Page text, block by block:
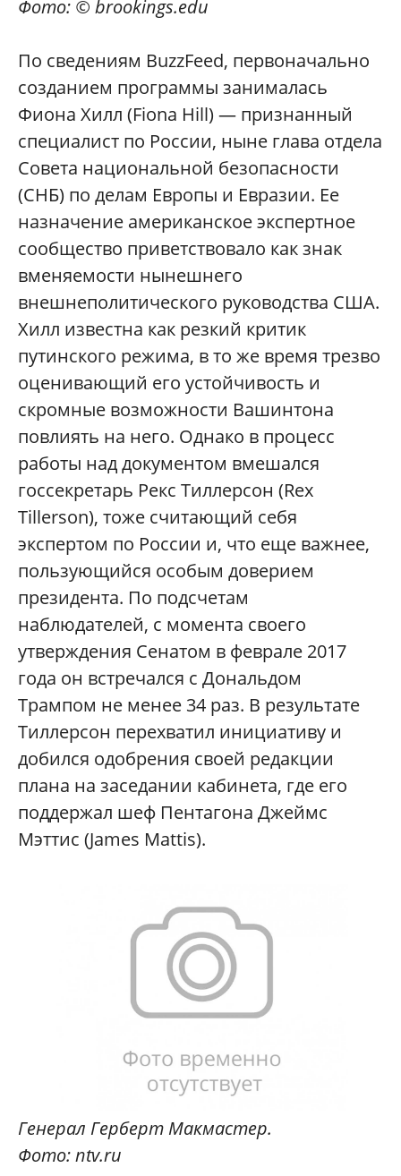
Фото: © brookings.edu
По сведениям BuzzFeed, первоначально
созданием программы занималась
Фиона Хилл (Fiona Hill) — признанный
специалист по России, ныне глава отдела
Совета национальной безопасности
(СНБ) по делам Европы и Евразии. Ее
назначение американское экспертное
сообщество приветствовало как знак
вменяемости нынешнего
внешнеполитического руководства США.
Хилл известна как резкий критик
путинского режима, в то же время трезво
оценивающий его устойчивость и
скромные возможности Вашинтона
повлиять на него. Однако в процесс
работы над документом вмешался
госсекретарь Рекс Тиллерсон (Rex
Tillerson), тоже считающий себя
экспертом по России и, что еще важнее,
пользующийся особым доверием
президента. По подсчетам
наблюдателей, с момента своего
утверждения Сенатом в феврале 2017
года он встречался с Дональдом
Трампом не менее 34 раз. В результате
Тиллерсон перехватил инициативу и
добился одобрения своей редакции
плана на заседании кабинета, где его
поддержал шеф Пентагона Джеймс
Мэттис (James Mattis).
Генерал Герберт Макмастер.
Фото: ntv.ru